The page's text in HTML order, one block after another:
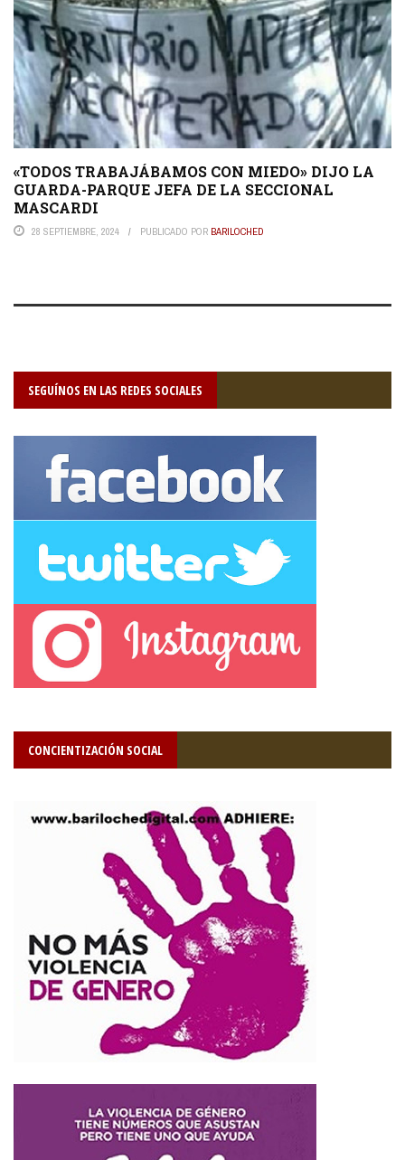
«TODOS TRABAJÁBAMOS CON MIEDO» DIJO LA
GUARDA-PARQUE JEFA DE LA SECCIONAL
MASCARDI
28 SEPTIEMBRE, 2024 PUBLICADO POR BARILOCHED
SEGUÍNOS EN LAS REDES SOCIALES
CONCIENTIZACIÓN SOCIAL